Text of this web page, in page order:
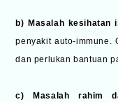
b) Masalah kesihatan
penyakit auto-immune.
dan perlukan bantuan
c) Masalah rahim